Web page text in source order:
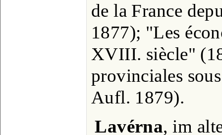
de la France
1877); "Les
XVIII. siècle"
provinciales
Aufl. 1879).
Lavérna, im